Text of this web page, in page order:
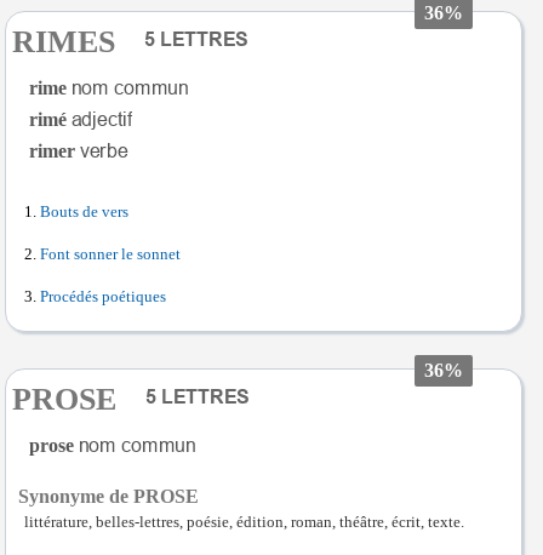
36%
RIMES
rime
rimé
rimer
Bouts de vers
Font sonner le sonnet
Procédés poétiques
36%
PROSE
prose
Synonyme de PROSE
littérature, belles-lettres, poésie, édition, roman, théâtre, écrit, texte.